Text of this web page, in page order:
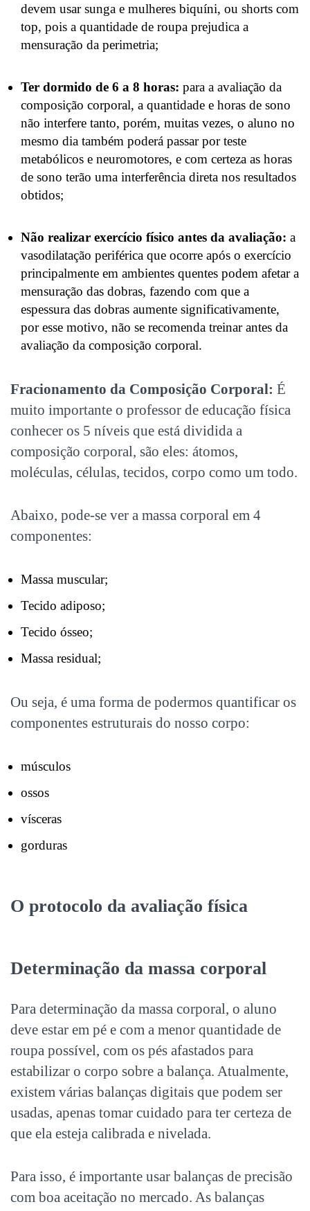
devem usar sunga e mulheres biquíni, ou shorts com
top, pois a quantidade de roupa prejudica a
mensuração da perimetria;
Ter dormido de 6 a 8 horas: para a avaliação da
composição corporal, a quantidade e horas de sono
não interfere tanto, porém, muitas vezes, o aluno no
mesmo dia também poderá passar por teste
metabólicos e neuromotores, e com certeza as horas
de sono terão uma interferência direta nos resultados
obtidos;
Não realizar exercício físico antes da avaliação: a
vasodilatação periférica que ocorre após o exercício
principalmente em ambientes quentes podem afetar a
mensuração das dobras, fazendo com que a
espessura das dobras aumente significativamente,
por esse motivo, não se recomenda treinar antes da
avaliação da composição corporal.
Fracionamento da Composição Corporal: É
muito importante o professor de educação física
conhecer os 5 níveis que está dividida a
composição corporal, são eles: átomos,
moléculas, células, tecidos, corpo como um todo.
Abaixo, pode-se ver a massa corporal em 4
componentes:
Massa muscular;
Tecido adiposo;
Tecido ósseo;
Massa residual;
Ou seja, é uma forma de podermos quantificar os
componentes estruturais do nosso corpo:
músculos
ossos
vísceras
gorduras
O protocolo da avaliação física
Determinação da massa corporal
Para determinação da massa corporal, o aluno
deve estar em pé e com a menor quantidade de
roupa possível, com os pés afastados para
estabilizar o corpo sobre a balança. Atualmente,
existem várias balanças digitais que podem ser
usadas, apenas tomar cuidado para ter certeza de
que ela esteja calibrada e nivelada.
Para isso, é importante usar balanças de precisão
com boa aceitação no mercado. As balanças